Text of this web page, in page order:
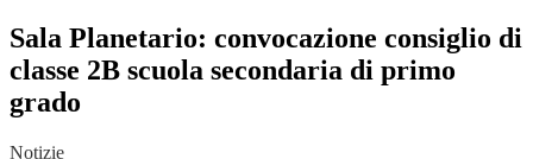
Sala Planetario: convocazione consiglio di
classe 2B scuola secondaria di primo
grado
Notizie